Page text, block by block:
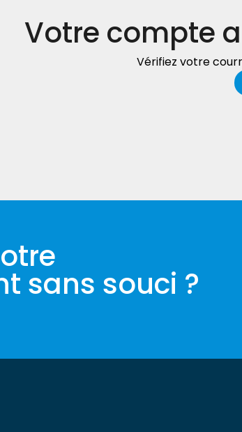
Votre compte
Vérifiez votre
sans souci ?